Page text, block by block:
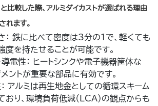
比較した際、アルミダイカストが選ばれる理由
れます。
： 鉄に比べて密度は3分の1で、軽くても
度を持たせることが可能です。
電性： ヒートシンクや電子機器筐体な
ントが重要な部品に有効です。
： アルミは再生地金としての循環スキーム
おり、環境負荷低減（LCA）の観点からも